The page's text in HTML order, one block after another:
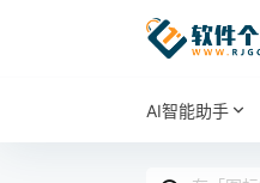
AI智能助手